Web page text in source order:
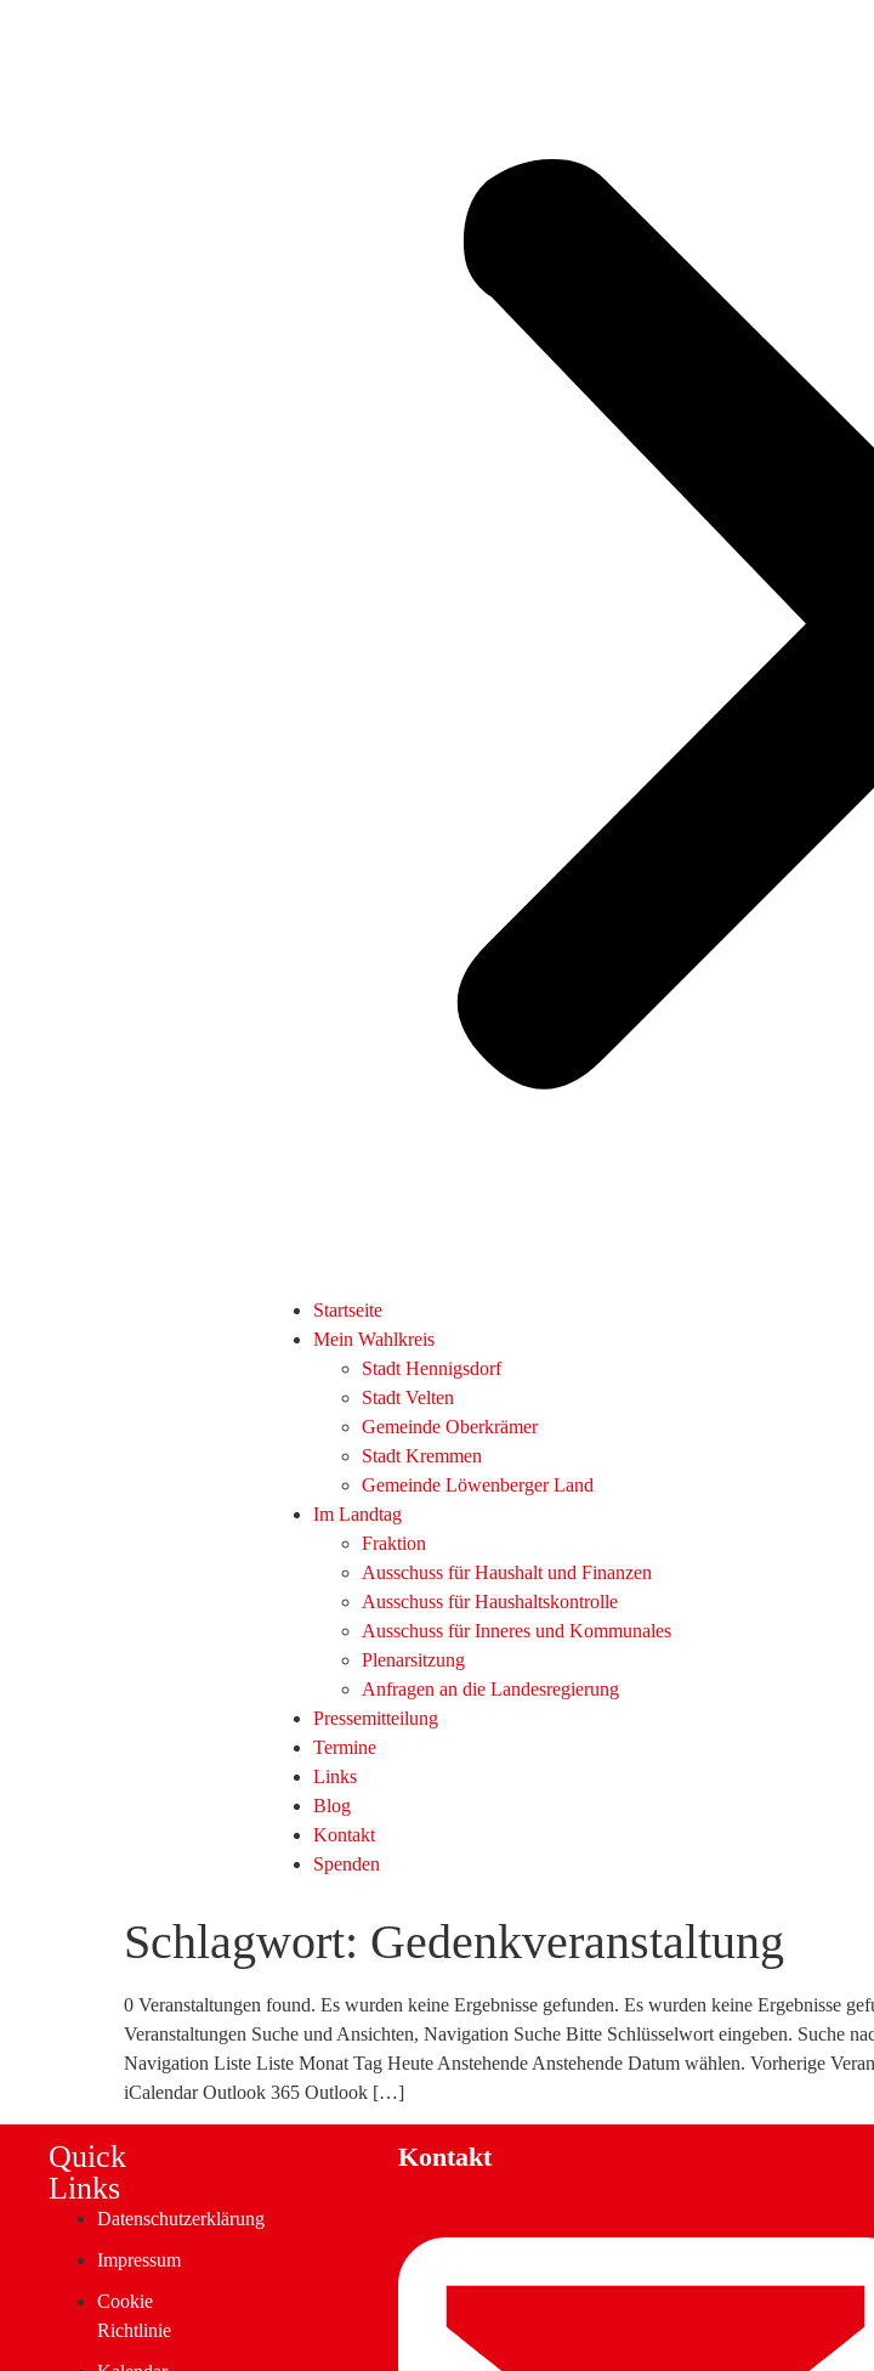
Startseite
Mein Wahlkreis
Stadt Hennigsdorf
Stadt Velten
Gemeinde Oberkrämer
Stadt Kremmen
Gemeinde Löwenberger Land
Im Landtag
Fraktion
Ausschuss für Haushalt und Finanzen
Ausschuss für Haushaltskontrolle
Ausschuss für Inneres und Kommunales
Plenarsitzung
Anfragen an die Landesregierung
Pressemitteilung
Termine
Links
Blog
Kontakt
Spenden
Schlagwort: Gedenkveranstaltung
0 Veranstaltungen found. Es wurden keine Ergebnisse gefunden. Es wurden keine Ergebnisse
Veranstaltungen Suche und Ansichten, Navigation Suche Bitte Schlüsselwort eingeben. Suche
Navigation Liste Liste Monat Tag Heute Anstehende Anstehende Datum wählen. Vorherige
iCalendar Outlook 365 Outlook […]
Quick
Links
Datenschutzerklärung
Impressum
Cookie
Richtlinie
Kontakt